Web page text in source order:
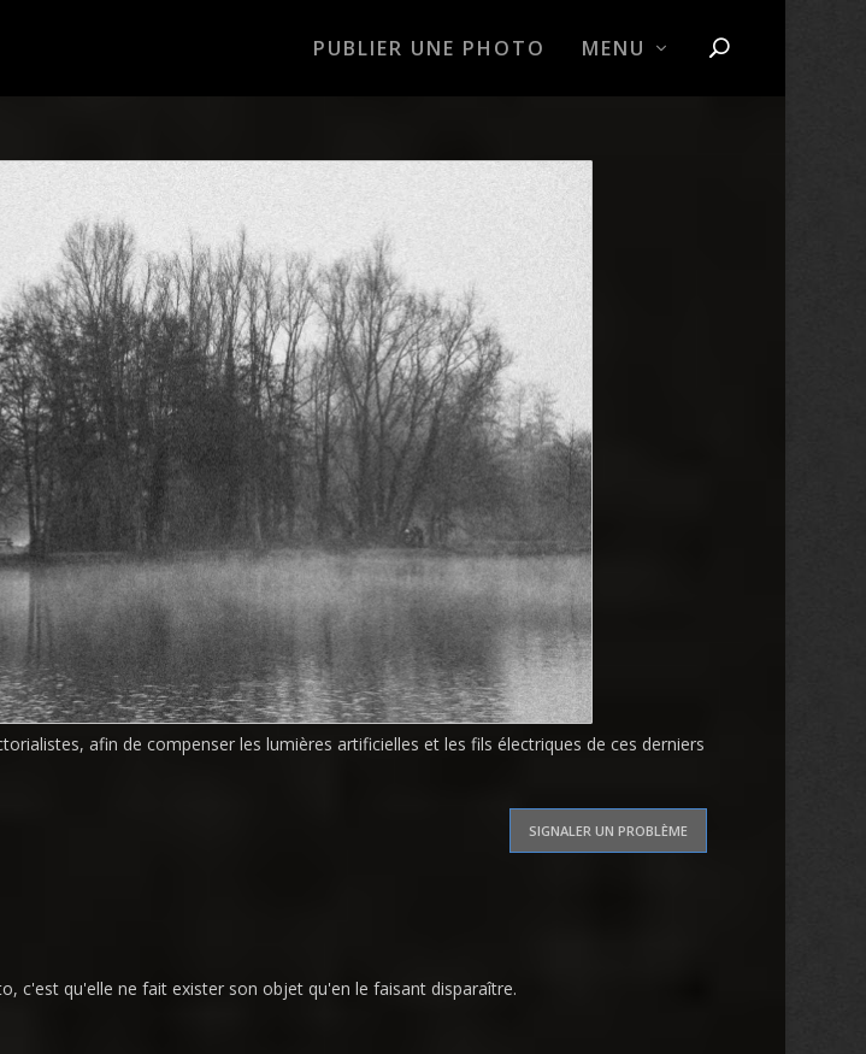
PUBLIER UNE PHOTO MENU
afin de compenser les lumières artificielles et les fils électriques de ces derniers
SIGNALER UN PROBLÈME
c'est qu'elle ne fait exister son objet qu'en le faisant disparaître.